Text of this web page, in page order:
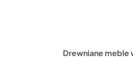
Drewniane meble